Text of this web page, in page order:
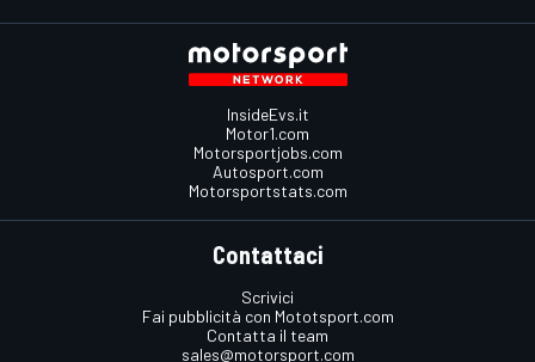
InsideEvs.it
Motor1.com
Motorsportjobs.com
Autosport.com
Motorsportstats.com
Contattaci
Scrivici
Fai pubblicità con Mototsport.com
Contatta il team
sales@motorsport.com